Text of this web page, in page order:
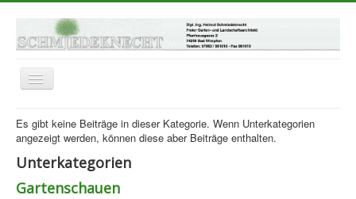
Navigation
Startseite
Tätigkeitsfelder
Projekte
Es gibt keine Beiträge in dieser Kategorie. Wenn Unterkategorien
angezeigt werden, können diese aber Beiträge enthalten.
Unterkategorien
Gartenschauen